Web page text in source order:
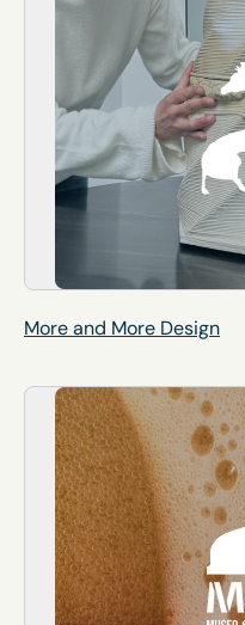
More and More Design